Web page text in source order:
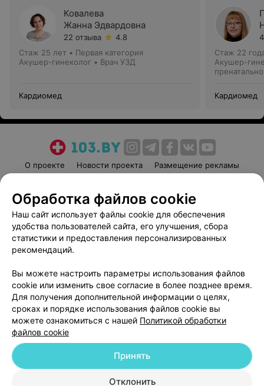
Ковалева
Жанна Эдвардовна
22 отзыва
4.8
Стаж 25 лет • Первая категория
Акушер-гинеколог • Врач УЗД
Кардиомед
Стаж 22
Акушер-
Кардиомед
О проекте Новости проекта
Размещение рекламы
Пользовательское соглашение
Способы оплаты
Вакансии
Партнеры
Написать руководителю 103.by
Обработка персональных данных
© 2026 ООО «Артокс Лаб», УНП 191700409
| 220012, Республика Беларусь,
Обработка файлов cookie
Наш сайт использует файлы cookie для обеспечения
удобства пользователей сайта, его улучшения, сбора
статистики и предоставления персонализированных
рекомендаций.
Вы можете настроить параметры использования файлов
cookie или изменить свое согласие в более позднее время.
Для получения дополнительной информации о целях,
сроках и порядке использования файлов cookie вы
можете ознакомиться с нашей Политикой обработки
файлов cookie
Отклонить
Принять